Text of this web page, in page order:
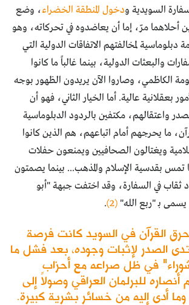
السويدية ودخول المنطقة الخضراء، وضع
أحلاهما مرّ، إما أن يعاضدوه في تحركاته، وهو
دبلوماسية لمخالفتهم الاتفاقات الدولية التي
والبعثات الدولية، بينما غالباً ما كانوا
الكاظمي، وصاروا الآن يريدون الظهور بوجه
بعقلانية عالية. أما الخيار الثاني، فهو أن
واعتقالهم، مكتفين بالردود الدبلوماسية
ما يحرجهم أمام اتباعهم، هم الذين كانوا
ويغتالون الصحافيين ويمنعون حفلات
تمس بقدسية الإسلام والمذهب... بينما يصمتون
ثقاب في السفارة، وقد اختفت جبهة "أبو
بـ "ربع الله" (2)
.
القرآن في السويد كانت فرصة
الصدر لإثبات وجوده، بعد فشل ما
في ظل صراعه مع أحزاب
أنصاره للبرلمان العراقي وصولاً إلى
أدى إليه من خسائر بشرية كبيرة.